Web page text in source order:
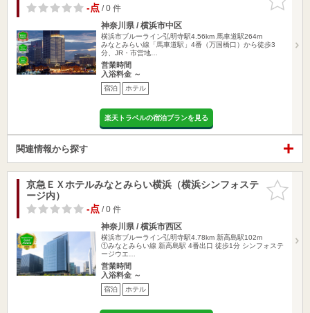
りに追加
-点/ 0 件
神奈川県 / 横浜市中区
横浜市ブルーライン弘明寺駅4.56km 馬車道駅264m
みなとみらい線「馬車道駅」4番（万国橋口）から徒歩3
分、JR・市営地…
営業時間
入浴料金 ～
宿泊 ホテル
楽天トラベルの宿泊プランを見る
関連情報から探す
お気に入
りに追加
京急ＥＸホテルみなとみらい横浜（横浜シンフォステ
ージ内）
-点/ 0 件
神奈川県 / 横浜市西区
横浜市ブルーライン弘明寺駅4.78km 新高島駅102m
①みなとみらい線 新高島駅 4番出口 徒歩1分 シンフォステ
ージウエ…
営業時間
入浴料金 ～
宿泊 ホテル